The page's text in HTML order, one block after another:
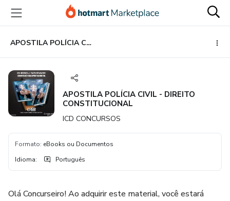
para
conteúdo
principal
para
pagamento
para
rodapé
APOSTILA POLÍCIA CIVIL - DIREITO CONSTITUCIONAL
APOSTILA POLÍCIA CIVIL - DIREITO
CONSTITUCIONAL
ICD CONCURSOS
Formato: eBooks ou Documentos
Idioma: Português
Olá Concurseiro! Ao adquirir este material, você estará